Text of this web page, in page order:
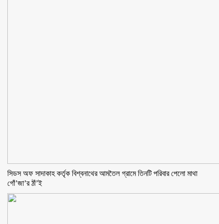
সিডস অফ সাদাকাহ কর্তৃক বিশ্বনাথের আমতৈল গ্রামে তিনটি পরিবার পেলো মাথা
গোঁ’জা’র ঠাঁ’ই